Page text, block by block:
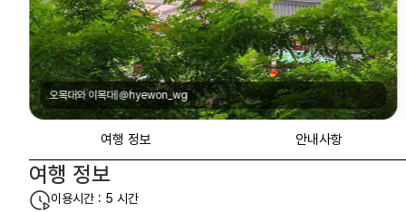
경기전|@98_10_31
여행 정보 안내사항
여행 정보
이용시간 : 5 시간